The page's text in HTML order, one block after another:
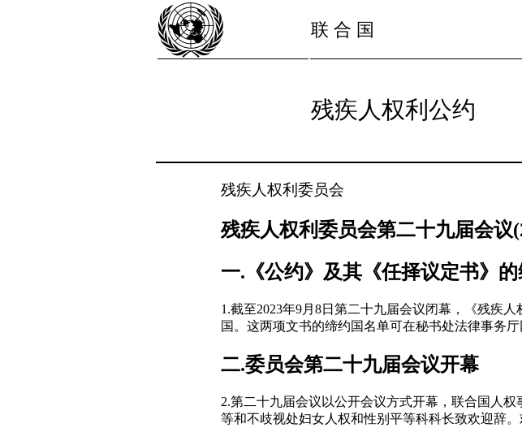
联 合 国
残疾人权利公约
残疾人权利委员会
残疾人权利委员会第二十九届会议
一.《公约》及其《任择议定书》的
1.截至2023年9月8日第二十九届会议闭幕，《残疾
国。这两项文书的缔约国名单可在秘书处法律事务厅
二.委员会第二十九届会议开幕
2.第二十九届会议以公开会议方式开幕，联合国人
等和不歧视处妇女人权和性别平等科科长致欢迎辞